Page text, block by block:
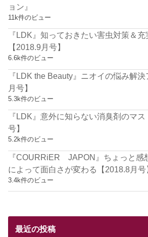
ョン』
11k件のビュー
『LDK』知っておきたい害虫対策＆
【2018.9月号】
6.6k件のビュー
『LDK the Beauty』ニオイの悩み解
月号】
5.3k件のビュー
『LDK』意外に知らない消臭剤のマ
号】
5.2k件のビュー
『COURRiER JAPON』ちょっと感
によって面白さが変わる【2018.8月号
3.4k件のビュー
最近の投稿